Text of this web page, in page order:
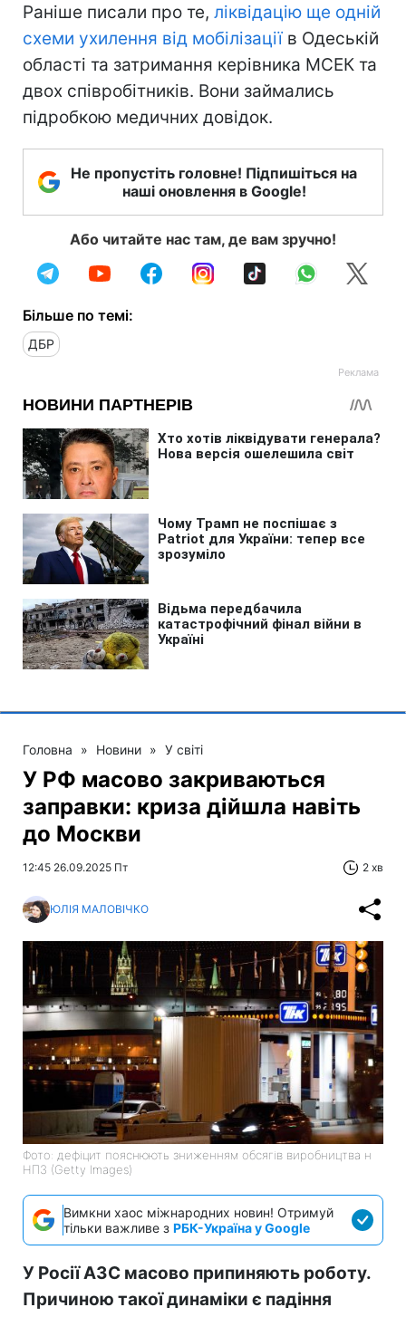
Раніше писали про те, ліквідацію ще одній
схеми ухилення від мобілізації в Одеській
області та затримання керівника МСЕК та
двох співробітників. Вони займались
підробкою медичних довідок.
Не пропустіть головне! Підпишіться на
наші оновлення в Google!
Або читайте нас там, де вам зручно!
Більше по темі:
ДБР
Головна » Новини » У світі
У РФ масово закриваються
заправки: криза дійшла навіть
до Москви
12:45 26.09.2025 Пт 2 хв
ЮЛІЯ МАЛОВІЧКО
Фото: дефіцит пояснюють зниженням обсягів виробництва н
НПЗ (Getty Images)
Вимкни хаос міжнародних новин! Отримуй
тільки важливе з РБК-Україна у Google
У Росії АЗС масово припиняють роботу.
Причиною такої динаміки є падіння